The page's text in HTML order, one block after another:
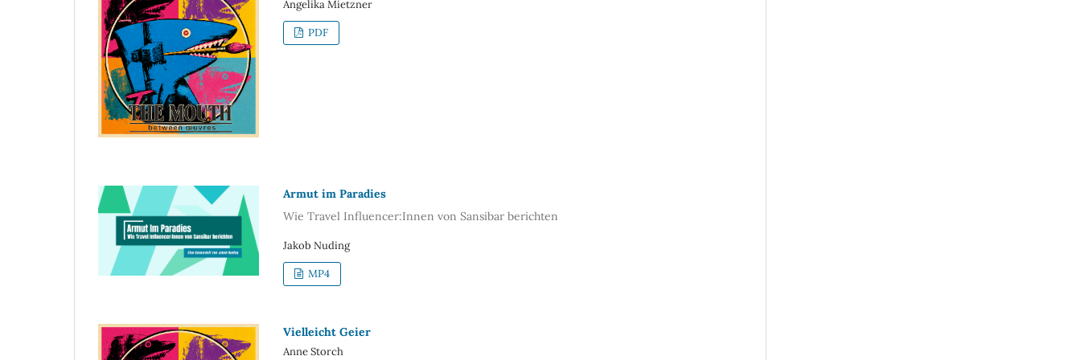
Angelika Mietzner
PDF
Armut im Paradies
Wie Travel Influencer:Innen von Sansibar berichten
Jakob Nuding
MP4
Vielleicht Geier
Anne Storch